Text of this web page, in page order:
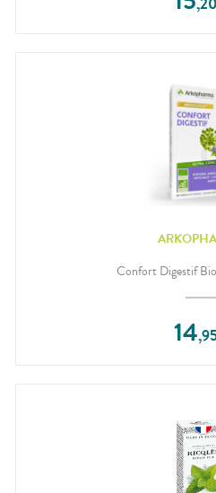
Confort Digestif
14,